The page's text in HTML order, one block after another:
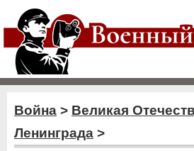
Война > Великая
Ленинграда >